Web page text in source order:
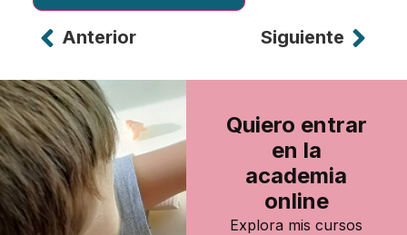
Alternative:
Anterior Siguiente
Quiero entrar
en la
academia
online
Explora mis cursos